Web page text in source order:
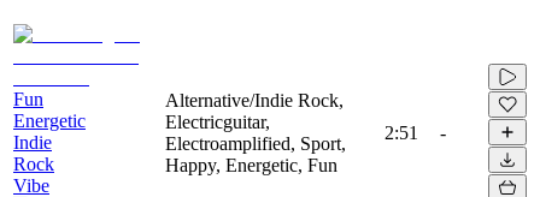
Fun
Energetic
Indie
Rock
Vibe
Alternative/Indie Rock,
Electricguitar,
Electroamplified, Sport,
Happy, Energetic, Fun
2:51 -